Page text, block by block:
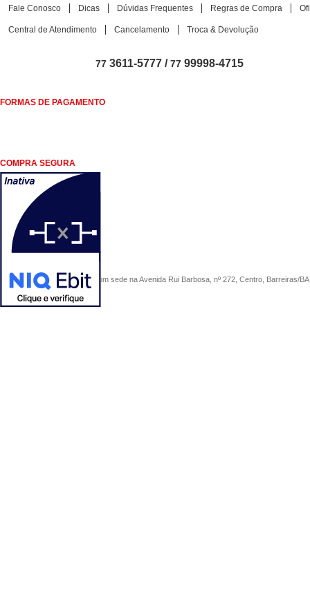
Fale Conosco
Dicas Dúvidas Frequentes Regras de Compra
Central de Atendimento Cancelamento Troca & Devolução
77 3611-5777 /77 99998-4715
FORMAS DE PAGAMENTO
COMPRA SEGURA
COMERCIAL SÃO PAULO, com sede na Avenida Rui Barbosa, nº 272, Centro, Barreiras/